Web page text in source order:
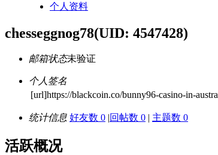
个人资料
chesseggnog78(UID: 4547428)
邮箱状态未验证
个人签名
[url]https://blackcoin.co/bunny96-casino-in-
统计信息 好友数 0 |回帖数 0 | 主题数 0
活跃概况